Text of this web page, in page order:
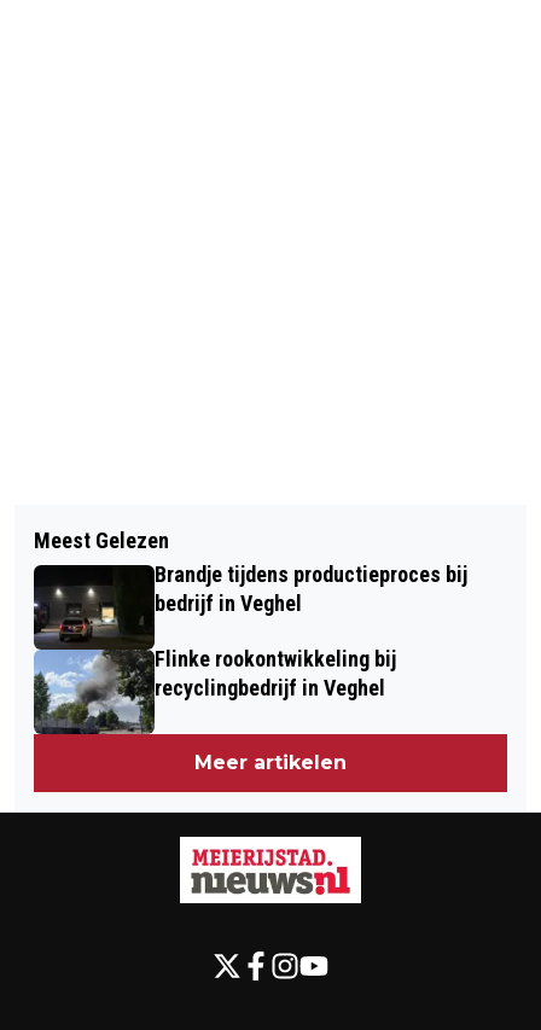
GEMEENTE MEIERIJSTAD BETER
BEREIKBAAR VOOR DOVEN EN
SLECHTHORENDEN VIA TELETOLK
BEKENDMAKINGEN GEMEENTE
MEIERIJSTAD - WEEK 41
Meest Gelezen
Brandje tijdens productieproces bij
bedrijf in Veghel
Flinke rookontwikkeling bij
recyclingbedrijf in Veghel
Meer artikelen